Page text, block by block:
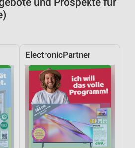
ElectronicPartner